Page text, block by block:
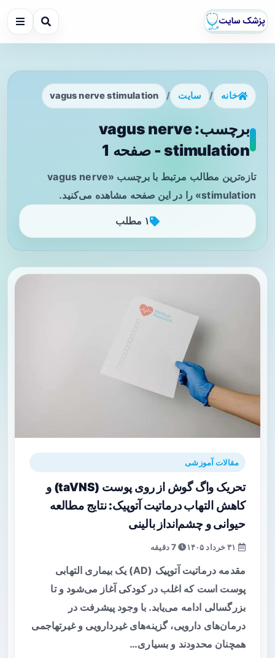
خانه / سایت /
vagus nerve stimulation
برچسب: vagus nerve
stimulation - صفحه 1
تازه‌ترین مطالب مرتبط با برچسب «vagus nerve
stimulation» را در این صفحه مشاهده می‌کنید.
۱ مطلب
مقالات آموزشی
تحریک واگ گوش از روی پوست (taVNS) و
کاهش التهاب درماتیت آتوپیک: نتایج مطالعه
حیوانی و چشم‌انداز بالینی
7 دقیقه
مقدمه درماتیت آتوپیک (AD) یک بیماری التهابی
پوست است که اغلب در کودکی آغاز می‌شود و تا
بزرگسالی ادامه می‌یابد. با وجود پیشرفت در
درمان‌های دارویی، گزینه‌های غیر‌دارویی و غیر‌تهاجمی
همچنان محدودند و بسیاری…